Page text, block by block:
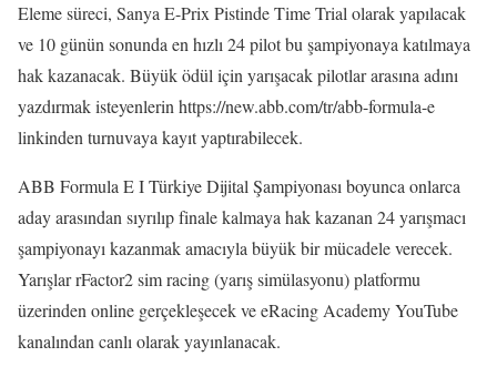
Eleme süreci, Sanya E-Prix Pistinde Time Trial olarak yapılacak
ve 10 günün sonunda en hızlı 24 pilot bu şampiyonaya katılmaya
hak kazanacak. Büyük ödül için yarışacak pilotlar arasına adını
yazdırmak isteyenlerin https://new.abb.com/tr/abb-formula-e
linkinden turnuvaya kayıt yaptırabilecek.
ABB Formula E I Türkiye Dijital Şampiyonası boyunca onlarca
aday arasından sıyrılıp finale kalmaya hak kazanan 24 yarışmacı
şampiyonayı kazanmak amacıyla büyük bir mücadele verecek.
Yarışlar rFactor2 sim racing (yarış simülasyonu) platformu
üzerinden online gerçekleşecek ve eRacing Academy YouTube
kanalından canlı olarak yayınlanacak.